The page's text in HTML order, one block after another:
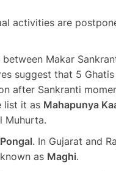
activities are
Makar
suggest that 5
after Sankranti
list it as Mahapunya
Muhurta.
Pongal. In Gujarat and
as Maghi.